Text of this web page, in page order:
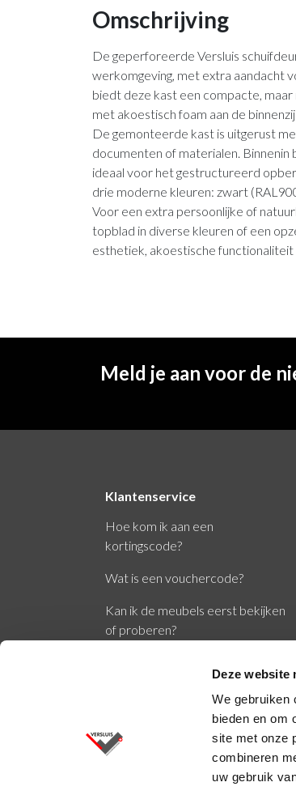
Deze website
We gebruiken
bieden en om
site met onze
combineren
uw gebruik
Omschrijving
De geperforeerde Versluis
werkomgeving, met extra aandacht
biedt deze kast een compacte,
met akoestisch foam aan de
De gemonteerde kast is uitgerust
documenten of materialen. Binnenin
ideaal voor het gestructureerd
drie moderne kleuren: zwart
Voor een extra persoonlijke of
topblad in diverse kleuren of een
esthetiek, akoestische
Meld je aan voor de
Klantenservice
Hoe kom ik aan een
kortingscode?
Wat is een vouchercode?
Kan ik de meubels eerst bekijken
of proberen?